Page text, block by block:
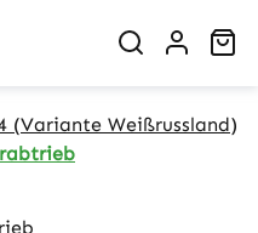
(Variante Weißrussland)